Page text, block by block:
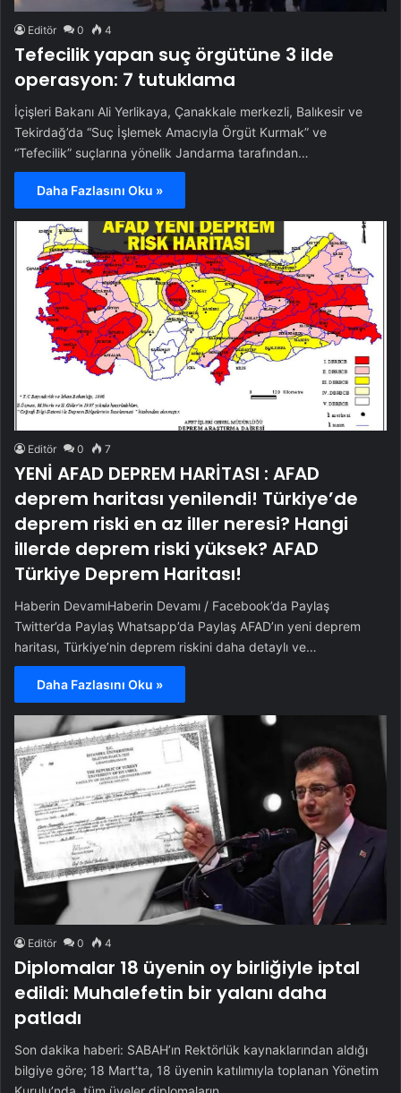
Editör 0 4
Tefecilik yapan suç örgütüne 3 ilde
operasyon: 7 tutuklama
İçişleri Bakanı Ali Yerlikaya, Çanakkale merkezli, Balıkesir ve
Tekirdağ’da “Suç İşlemek Amacıyla Örgüt Kurmak” ve
“Tefecilik” suçlarına yönelik Jandarma tarafından…
Daha Fazlasını Oku »
Editör 0 7
YENİ AFAD DEPREM HARİTASI : AFAD
deprem haritası yenilendi! Türkiye’de
deprem riski en az iller neresi? Hangi
illerde deprem riski yüksek? AFAD
Türkiye Deprem Haritası!
Haberin DevamıHaberin Devamı / Facebook’da Paylaş
Twitter’da Paylaş Whatsapp’da Paylaş AFAD’ın yeni deprem
haritası, Türkiye’nin deprem riskini daha detaylı ve…
Daha Fazlasını Oku »
Editör 0 4
Diplomalar 18 üyenin oy birliğiyle iptal
edildi: Muhalefetin bir yalanı daha
patladı
Son dakika haberi: SABAH’ın Rektörlük kaynaklarından aldığı
bilgiye göre; 18 Mart’ta, 18 üyenin katılımıyla toplanan Yönetim